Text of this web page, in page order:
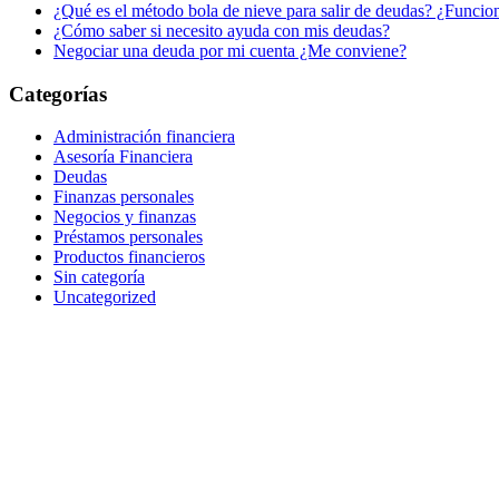
¿Qué es el método bola de nieve para salir de deudas?
¿Cómo saber si necesito ayuda con mis deudas?
Negociar una deuda por mi cuenta ¿Me conviene?
Categorías
Administración financiera
Asesoría Financiera
Deudas
Finanzas personales
Negocios y finanzas
Préstamos personales
Productos financieros
Sin categoría
Uncategorized